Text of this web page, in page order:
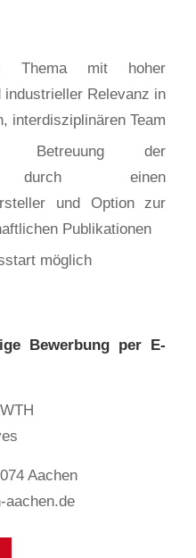
Thema mit hoher
Relevanz in
interdisziplinären Team
Betreuung der
durch einen
und Option zur
Publikationen
möglich
Bewerbung per E-
Aachen
aachen.de